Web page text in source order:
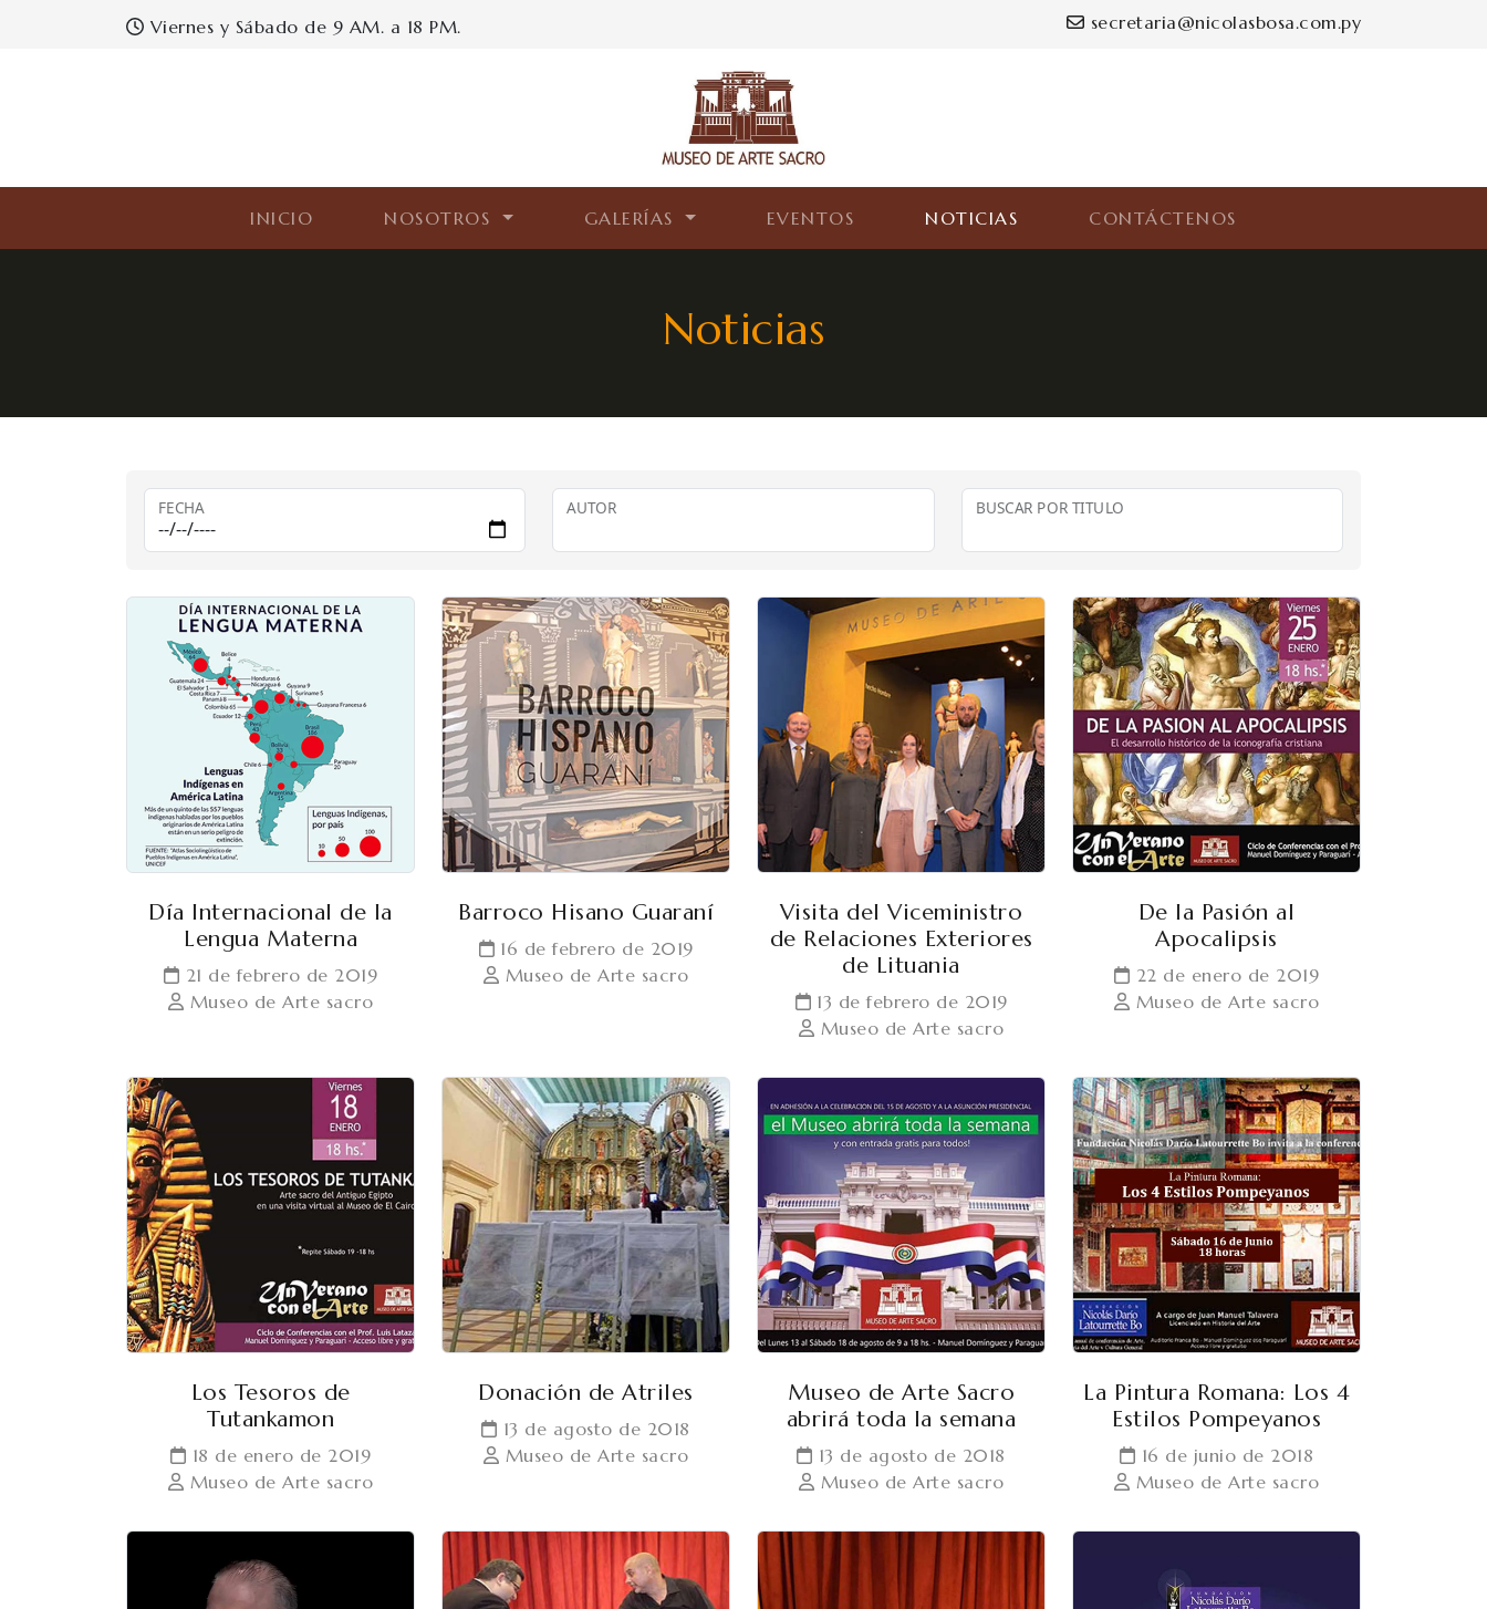
Viernes y Sábado de 9 AM. a 18 PM. secretaria@nicolasbosa.com.py
INICIO NOSOTROS GALERÍAS EVENTOS NOTICIAS CONTÁCTENOS
Noticias
FECHA AUTOR BUSCAR POR TITULO
Día Internacional de la
Lengua Materna
21 de febrero de 2019
Museo de Arte sacro
Barroco Hisano Guaraní
16 de febrero de 2019
Museo de Arte sacro
Visita del Viceministro
de Relaciones Exteriores
de Lituania
13 de febrero de 2019
Museo de Arte sacro
De la Pasión al
Apocalipsis
22 de enero de 2019
Museo de Arte sacro
Los Tesoros de
Tutankamon
18 de enero de 2019
Museo de Arte sacro
Donación de Atriles
13 de agosto de 2018
Museo de Arte sacro
Museo de Arte Sacro
abrirá toda la semana
13 de agosto de 2018
Museo de Arte sacro
La Pintura Romana: Los 4
Estilos Pompeyanos
16 de junio de 2018
Museo de Arte sacro